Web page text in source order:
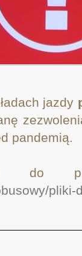
jazdy
pandemią.
do
pliki-